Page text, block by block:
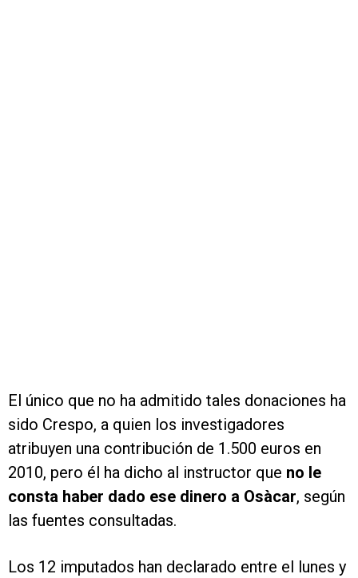
El único que no ha admitido tales donaciones ha
sido Crespo, a quien los investigadores
atribuyen una contribución de 1.500 euros en
2010, pero él ha dicho al instructor que no le
consta haber dado ese dinero a Osàcar, según
las fuentes consultadas.
Los 12 imputados han declarado entre el lunes y